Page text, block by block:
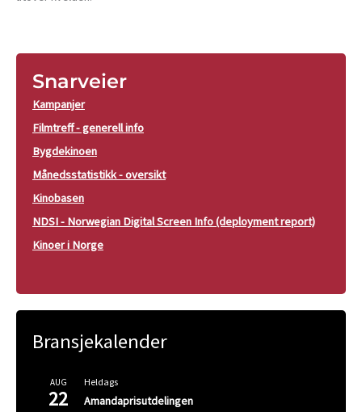
Snarveier
Kampanjer
Filmtreff - generell info
Bygdekinoen
Månedsstatistikk - oversikt
Kinobasen
NDSI - Norwegian Digital Screen Info (deployment report)
Kinoer i Norge
Bransjekalender
AUG
22
Heldags
Amandaprisutdelingen